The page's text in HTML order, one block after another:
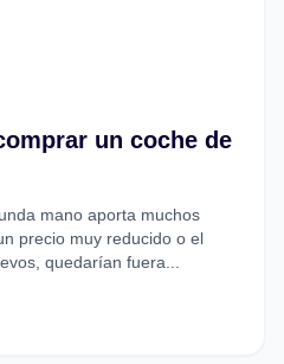
un coche de
mano aporta muchos
precio muy reducido o el
quedarían fuera...